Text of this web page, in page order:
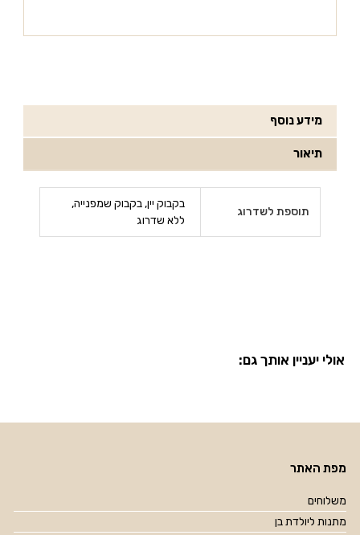
מידע נוסף
תיאור
תוספת לשדרוג
בקבוק יין, בקבוק שמפנייה,
ללא שדרוג
אולי יעניין אותך גם:
מפת האתר
משלוחים
מתנות ליולדת בן